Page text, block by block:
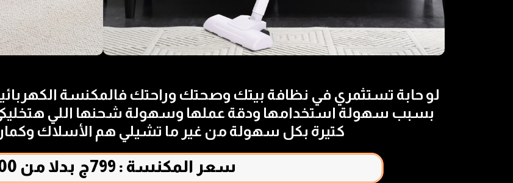
لو حابة تستثمري في نظافة بيتك وصحتك وراحتك فالمكنسة
بسبب سهولة استخدامها ودقة عملها وسهولة شحنها اللي هتخليكي
كتيرة بكل سهولة من غير ما تشيلي هم الأسلاك
سعر المكنسة : 799ج بدلا من 1100ج